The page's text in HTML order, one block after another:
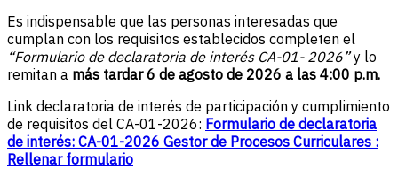
Es indispensable que las personas interesadas que
cumplan con los requisitos establecidos completen el
“Formulario de declaratoria de interés CA-01- 2026”y lo
remitan a más tardar 6 de agosto de 2026 a las 4:00 p.m.
Link declaratoria de interés de participación y cumplimiento
de requisitos del CA-01-2026: Formulario de declaratoria
de interés: CA-01-2026 Gestor de Procesos Curriculares :
Rellenar formulario